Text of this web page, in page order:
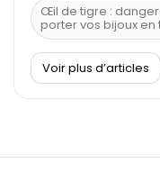
Œil de tigre :
porter vos bijoux
À quel poignet
Découvrez le
Voir plus d’articles